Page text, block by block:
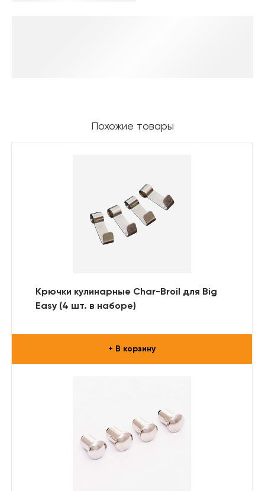
Похожие товары
Крючки кулинарные Char-Broil для Big
Easy (4 шт. в наборе)
+ В корзину